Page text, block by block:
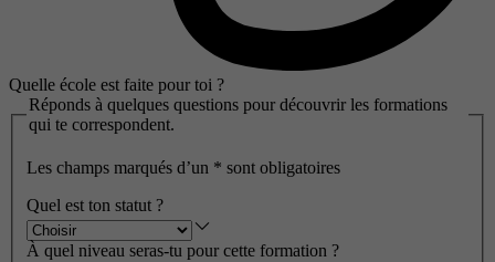
Quelle école est faite pour toi ?
Réponds à quelques questions pour découvrir les formations
qui te correspondent.
Les champs marqués d’un * sont obligatoires
Quel est ton statut ?
À quel niveau seras-tu pour cette formation ?